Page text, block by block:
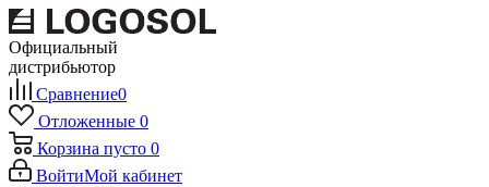
Официальный
дистрибьютор
Сравнение0
Отложенные 0
Корзина пусто 0
ВойтиМой кабинет